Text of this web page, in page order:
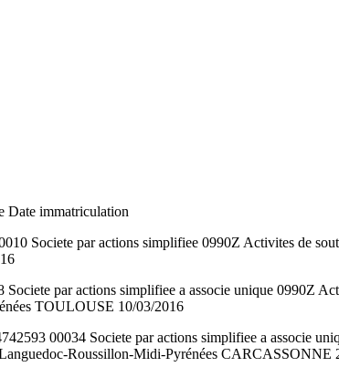
Date immatriculation
Societe par actions simplifiee 0990Z Activites de
Societe par actions simplifiee a associe unique
TOULOUSE 10/03/2016
00034 Societe par actions simplifiee a associe
Roussillon-Midi-Pyrénées CARCASSONNE